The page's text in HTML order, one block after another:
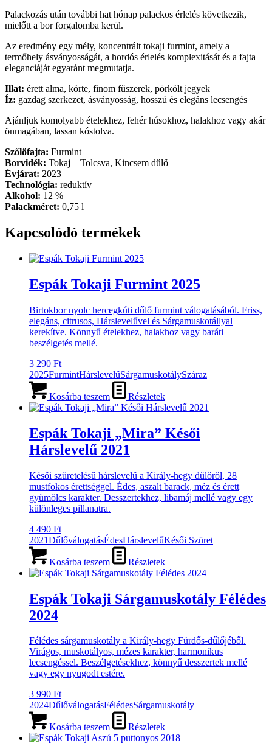
Palackozás után további hat hónap palackos érlelés következik,
mielőtt a bor forgalomba kerül.
Az eredmény egy mély, koncentrált tokaji furmint, amely a
termőhely ásványosságát, a hordós érlelés komplexitását és a fajta
eleganciáját egyaránt megmutatja.
Illat: érett alma, körte, finom fűszerek, pörkölt jegyek
Íz: gazdag szerkezet, ásványosság, hosszú és elegáns lecsengés
Ajánljuk komolyabb ételekhez, fehér húsokhoz, halakhoz vagy akár
önmagában, lassan kóstolva.
Szőlőfajta: Furmint
Borvidék: Tokaj – Tolcsva, Kincsem dűlő
Évjárat: 2023
Technológia: reduktív
Alkohol: 12 %
Palackméret: 0,75 l
Kapcsolódó termékek
Espák Tokaji Furmint 2025
Birtokbor nyolc hercegkúti dűlő furmint válogatásából. Friss,
elegáns, citrusos, Hárslevelűvel és Sárgamuskotállyal
kerekítve. Könnyű ételekhez, halakhoz vagy baráti
beszélgetés mellé.
3 290 Ft
2025FurmintHárslevelűSárgamuskotálySzáraz
Kosárba teszem Részletek
Espák Tokaji „Mira” Késői
Hárslevelű 2021
Késői szüretelésű hárslevelű a Király-hegy dűlőről, 28
mustfokos érettséggel. Édes, aszalt barack, méz és érett
gyümölcs karakter. Desszertekhez, libamáj mellé vagy egy
különleges pillanatra.
4 490 Ft
2021DűlőválogatásÉdesHárslevelűKésői Szüret
Kosárba teszem Részletek
Espák Tokaji Sárgamuskotály Félédes
2024
Félédes sárgamuskotály a Király-hegy Fürdős-dűlőjéből.
Virágos, muskotályos, mézes karakter, harmonikus
lecsengéssel. Beszélgetésekhez, könnyű desszertek mellé
vagy egy nyugodt estére.
3 990 Ft
2024DűlőválogatásFélédesSárgamuskotály
Kosárba teszem Részletek